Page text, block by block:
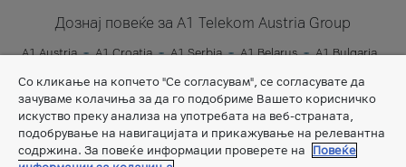
Дознај повеќе за A1 Telekom Austria Group
A1 Austria A1 Croatia A1 Serbia A1 Belarus
A1 Bulgaria
Со кликање на копчето "Се согласувам", се согласувате да
зачуваме колачиња за да го подобриме Вашето корисничко
искуство преку анализа на употребата на веб-страната,
подобрување на навигацијата и прикажување на релевантна
содржина. За повеќе информации проверете на
Повеќе